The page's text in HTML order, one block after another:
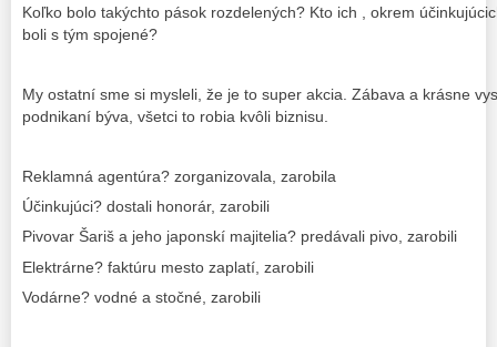
Koľko bolo takýchto pások rozdelených? Kto ich , okrem
boli s tým spojené?
My ostatní sme si mysleli, že je to super akcia. Zábava a krásne
podnikaní býva, všetci to robia kvôli biznisu.
Reklamná agentúra? zorganizovala, zarobila
Účinkujúci? dostali honorár, zarobili
Pivovar Šariš a jeho japonskí majitelia? predávali pivo, zarobili
Elektrárne? faktúru mesto zaplatí, zarobili
Vodárne? vodné a stočné, zarobili